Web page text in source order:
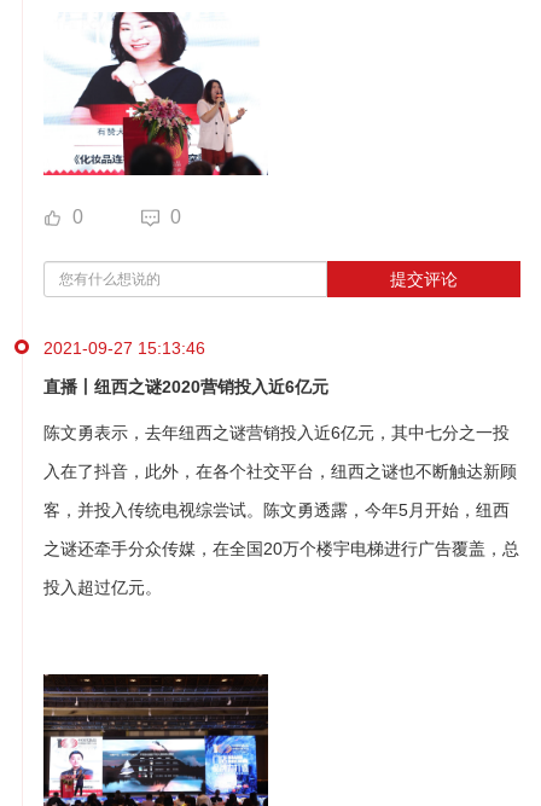
0 0
提交评论
2021-09-27 15:13:46
直播丨纽西之谜2020营销投入近6亿元
陈文勇表示，去年纽西之谜营销投入近6亿元，其中七分之一投
入在了抖音，此外，在各个社交平台，纽西之谜也不断触达新顾
客，并投入传统电视综尝试。陈文勇透露，今年5月开始，纽西
之谜还牵手分众传媒，在全国20万个楼宇电梯进行广告覆盖，总
投入超过亿元。